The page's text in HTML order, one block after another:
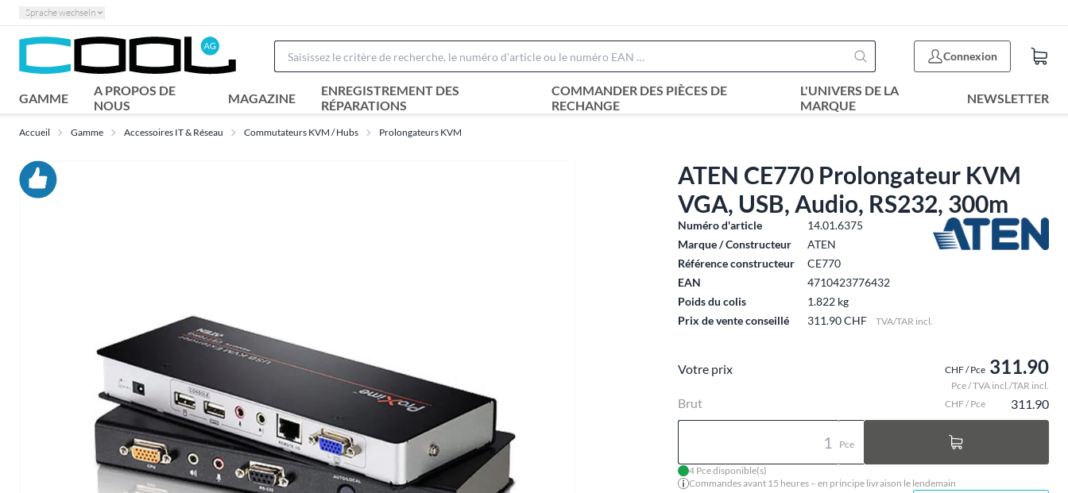
Sprache wechseln
Connexion
GAMME
A PROPOS DE
NOUS
MAGAZINE
ENREGISTREMENT DES
RÉPARATIONS
COMMANDER DES PIÈCES DE
RECHANGE
L'UNIVERS DE LA
MARQUE
NEWSLETTER
Accueil Gamme Accessoires IT & Réseau Commutateurs KVM / Hubs Prolongateurs KVM
ATEN CE770 Prolongateur KVM
VGA, USB, Audio, RS232, 300m
Numéro d'article
14.01.6375
Marque / Constructeur
ATEN
Référence constructeur
CE770
EAN
4710423776432
Poids du colis
1.822 kg
Prix de vente conseillé
311.90 CHF TVA/TAR incl.
Votre prix CHF / Pce 311.90
Pce / TVA incl./TAR incl.
Brut CHF / Pce 311.90
Pce
4 Pce disponible(s)
Commandes avant 15 heures – en principe livraison le lendemain